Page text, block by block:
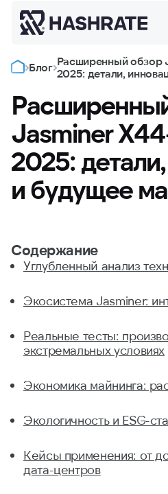
Блог Расширенный обзор
2025: детали,
Jasminer
2025:
и будущее
Содержание
Углубленный анализ
Экосистема Jasminer:
Реальные тесты:
экстремальных условиях
Экономика майнинга:
Экологичность и ESG-
Кейсы применения: от
дата-центров